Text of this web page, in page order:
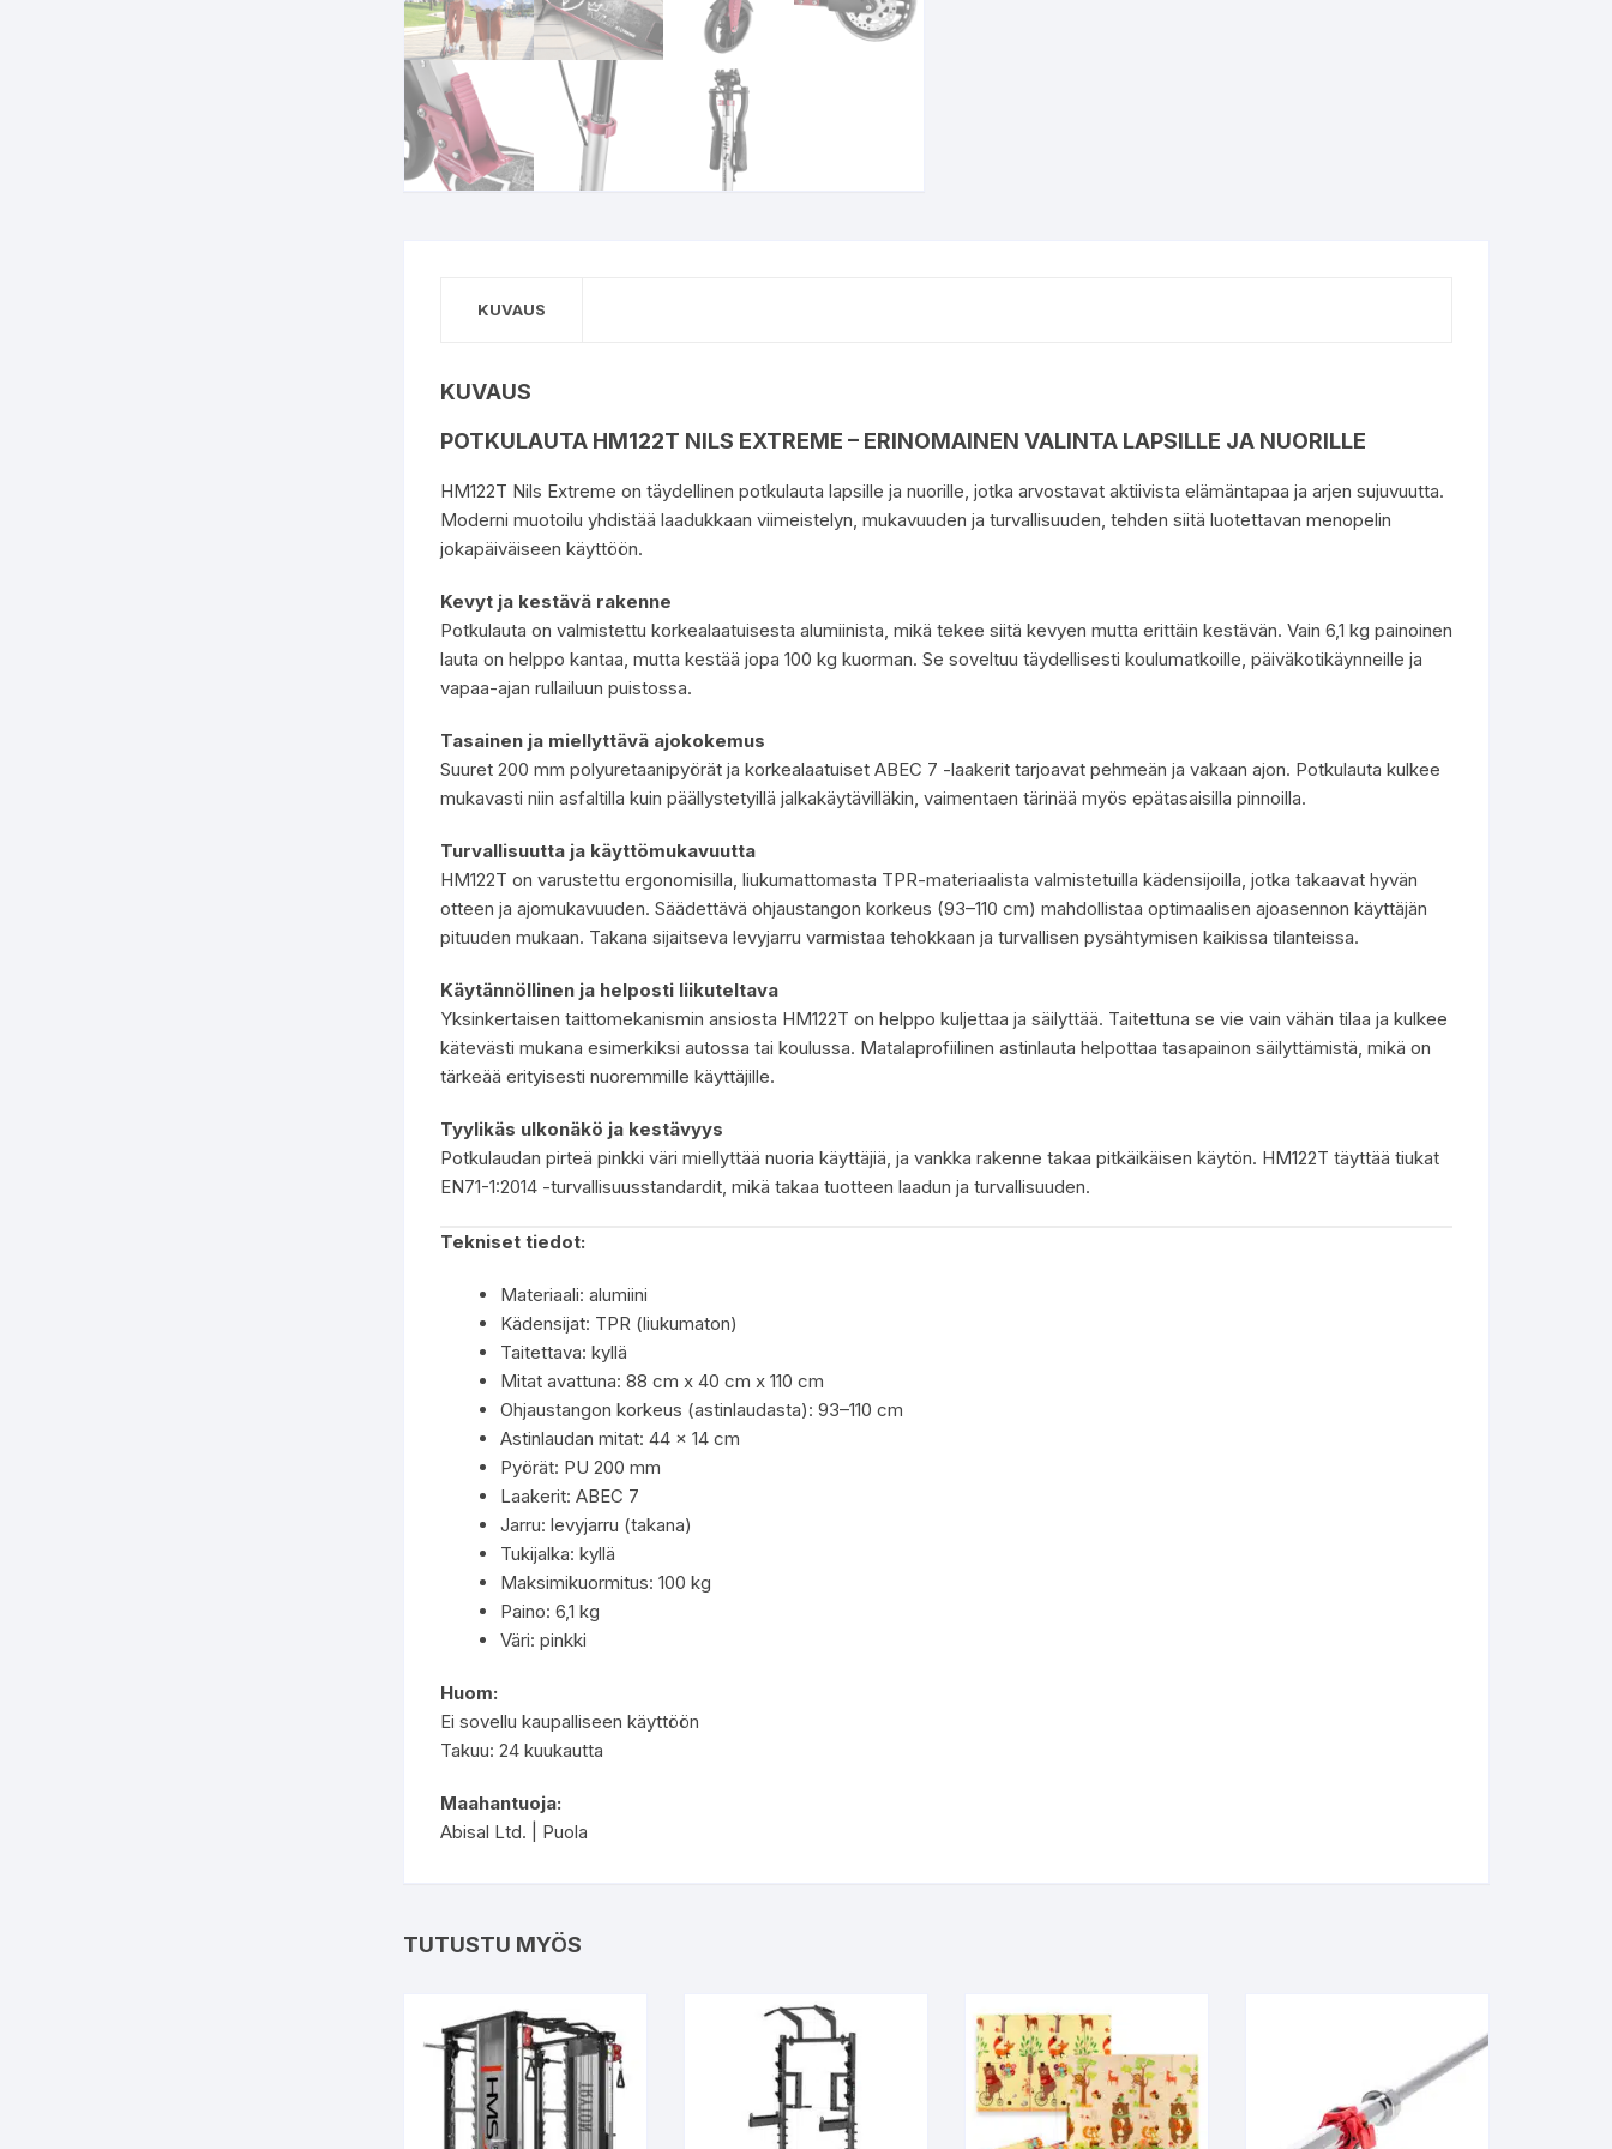
KUVAUS
KUVAUS
POTKULAUTA HM122T NILS EXTREME – ERINOMAINEN VALINTA LAPSILLE JA NUORILLE
HM122T Nils Extreme on täydellinen potkulauta lapsille ja nuorille, jotka arvostavat aktiivista elämäntapaa ja arjen sujuvuutta.
Moderni muotoilu yhdistää laadukkaan viimeistelyn, mukavuuden ja turvallisuuden, tehden siitä luotettavan menopelin
jokapäiväiseen käyttöön.
Kevyt ja kestävä rakenne
Potkulauta on valmistettu korkealaatuisesta alumiinista, mikä tekee siitä kevyen mutta erittäin kestävän. Vain 6,1 kg painoinen
lauta on helppo kantaa, mutta kestää jopa 100 kg kuorman. Se soveltuu täydellisesti koulumatkoille, päiväkotikäynneille ja
vapaa-ajan rullailuun puistossa.
Tasainen ja miellyttävä ajokokemus
Suuret 200 mm polyuretaanipyörät ja korkealaatuiset ABEC 7 -laakerit tarjoavat pehmeän ja vakaan ajon. Potkulauta kulkee
mukavasti niin asfaltilla kuin päällystetyillä jalkakäytävilläkin, vaimentaen tärinää myös epätasaisilla pinnoilla.
Turvallisuutta ja käyttömukavuutta
HM122T on varustettu ergonomisilla, liukumattomasta TPR-materiaalista valmistetuilla kädensijoilla, jotka takaavat hyvän
otteen ja ajomukavuuden. Säädettävä ohjaustangon korkeus (93–110 cm) mahdollistaa optimaalisen ajoasennon käyttäjän
pituuden mukaan. Takana sijaitseva levyjarru varmistaa tehokkaan ja turvallisen pysähtymisen kaikissa tilanteissa.
Käytännöllinen ja helposti liikuteltava
Yksinkertaisen taittomekanismin ansiosta HM122T on helppo kuljettaa ja säilyttää. Taitettuna se vie vain vähän tilaa ja kulkee
kätevästi mukana esimerkiksi autossa tai koulussa. Matalaprofiilinen astinlauta helpottaa tasapainon säilyttämistä, mikä on
tärkeää erityisesti nuoremmille käyttäjille.
Tyylikäs ulkonäkö ja kestävyys
Potkulaudan pirteä pinkki väri miellyttää nuoria käyttäjiä, ja vankka rakenne takaa pitkäikäisen käytön. HM122T täyttää tiukat
EN71-1:2014 -turvallisuusstandardit, mikä takaa tuotteen laadun ja turvallisuuden.
Tekniset tiedot:
Materiaali: alumiini
Kädensijat: TPR (liukumaton)
Taitettava: kyllä
Mitat avattuna: 88 cm x 40 cm x 110 cm
Ohjaustangon korkeus (astinlaudasta): 93–110 cm
Astinlaudan mitat: 44 x 14 cm
Pyörät: PU 200 mm
Laakerit: ABEC 7
Jarru: levyjarru (takana)
Tukijalka: kyllä
Maksimikuormitus: 100 kg
Paino: 6,1 kg
Väri: pinkki
Huom:
Ei sovellu kaupalliseen käyttöön
Takuu: 24 kuukautta
Maahantuoja:
Abisal Ltd. | Puola
TUTUSTU MYÖS